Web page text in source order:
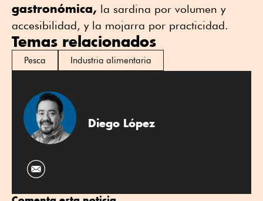
gastronómica, la sardina por volumen y
accesibilidad, y la mojarra por practicidad.
Temas relacionados
Pesca Industria alimentaria
Diego López